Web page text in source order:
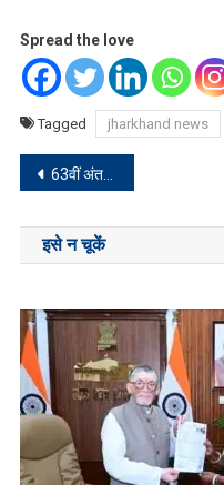
Spread the love
Tagged jharkhand news
Post
navigation
63वीं अंतराष्ट्रीय सुब्रतो कप अंडर 17 बालिका वर्ग फुटबॉल मुक़ाबले की चैंपियन बनी झारखंड टीम
इसे न चूकें